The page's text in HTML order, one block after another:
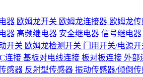
器 欧姆龙开关 欧姆龙连接器 欧姆龙
器 高频继电器 安全继电器 信号继电器
开关 欧姆龙检测开关 门用开关/电源开
连接 基板对电线连接 板对板连接 外部
感器 反射型传感器 振动传感器/倾倒